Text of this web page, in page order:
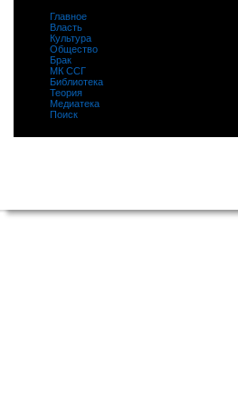
Главное
Власть
Культура
Общество
Брак
МК ССГ
Библиотека
Теория
Медиатека
Поиск